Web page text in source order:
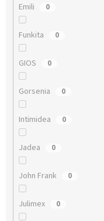
Emili 0
Funkita 0
GIOS 0
Gorsenia 0
Intimidea 0
Jadea 0
John Frank 0
Julimex 0